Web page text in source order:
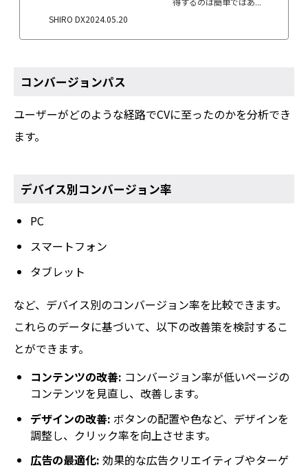
SHIRO DX2024.05.20
コンバージョンパス
ユーザーがどのような経路でCVに至ったのかを分析でき
ます。
デバイス別コンバージョン率
PC
スマートフォン
タブレット
など、デバイス別のコンバージョン率を比較できます。
これらのデータに基づいて、以下の改善策を検討するこ
とができます。
コンテンツの改善: コンバージョン率が低いページの
コンテンツを見直し、改善します。
デザインの改善: ボタンの配置や色など、デザインを
調整し、クリック率を向上させます。
広告の最適化: 効果的な広告クリエイティブやターゲ